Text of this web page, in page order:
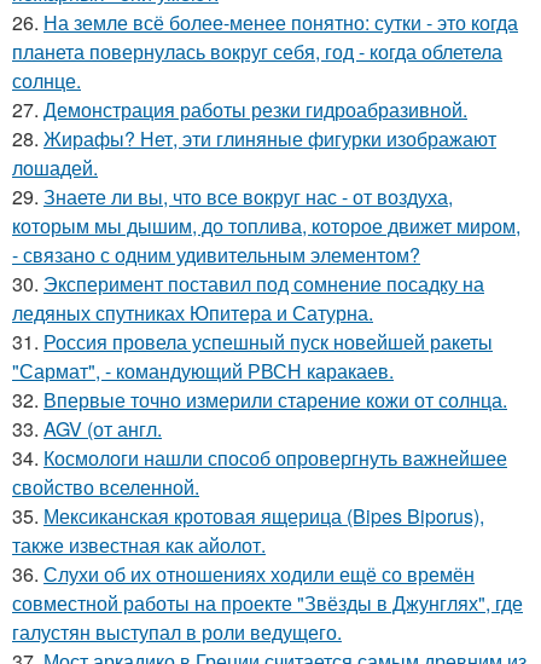
26. На земле всё более-менее понятно: сутки - это когда
планета повернулась вокруг себя, год - когда облетела
солнце.
27. Демонстрация работы резки гидроабразивной.
28. Жирафы? Нет, эти глиняные фигурки изображают
лошадей.
29. Знаете ли вы, что все вокруг нас - от воздуха,
которым мы дышим, до топлива, которое движет миром,
- связано с одним удивительным элементом?
30. Эксперимент поставил под сомнение посадку на
ледяных спутниках Юпитера и Сатурна.
31. Россия провела успешный пуск новейшей ракеты
"Сармат", - командующий РВСН каракаев.
32. Впервые точно измерили старение кожи от солнца.
33. AGV (от англ.
34. Космологи нашли способ опровергнуть важнейшее
свойство вселенной.
35. Мексиканская кротовая ящерица (Bipes Biporus),
также известная как айолот.
36. Слухи об их отношениях ходили ещё со времён
совместной работы на проекте "Звёзды в Джунглях", где
галустян выступал в роли ведущего.